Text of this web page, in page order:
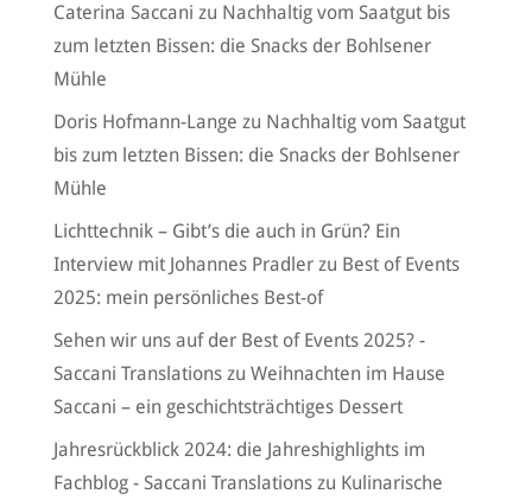
Caterina Saccani zu Nachhaltig vom Saatgut bis
zum letzten Bissen: die Snacks der Bohlsener
Mühle
Doris Hofmann-Lange zu Nachhaltig vom Saatgut
bis zum letzten Bissen: die Snacks der Bohlsener
Mühle
Lichttechnik – Gibt’s die auch in Grün? Ein
Interview mit Johannes Pradlerzu Best of Events
2025: mein persönliches Best-of
Sehen wir uns auf der Best of Events 2025? -
Saccani Translationszu Weihnachten im Hause
Saccani – ein geschichtsträchtiges Dessert
Jahresrückblick 2024: die Jahreshighlights im
Fachblog - Saccani Translationszu Kulinarische